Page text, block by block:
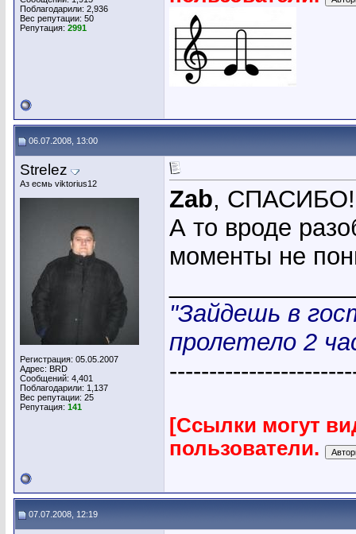
Поблагодарили: 2,936
Вес репутации: 50
Репутация: 2991
06.07.2008, 13:00
Strelez
Аз есмь viktorius12
Регистрация: 05.05.2007
Адрес: BRD
Сообщений: 4,401
Поблагодарили: 1,137
Вес репутации: 25
Репутация: 141
Zab,
А то вроде
моменты не
"Зайдешь в
пролетело 2
[Ссылки могут
пользователи.
07.07.2008, 12:19